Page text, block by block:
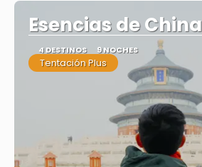
Esencias de China
4 DESTINOS 9 NOCHES
Tentación Plus